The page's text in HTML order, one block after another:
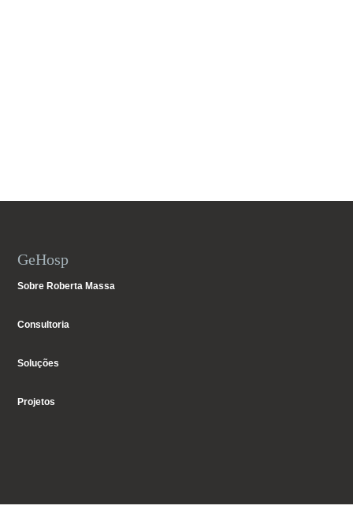
GeHosp
Sobre Roberta Massa
Consultoria
Soluções
Projetos